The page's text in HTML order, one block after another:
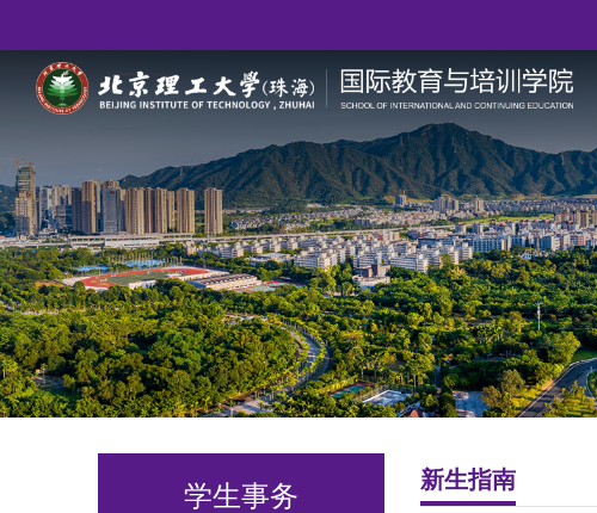
学生事务 新生指南